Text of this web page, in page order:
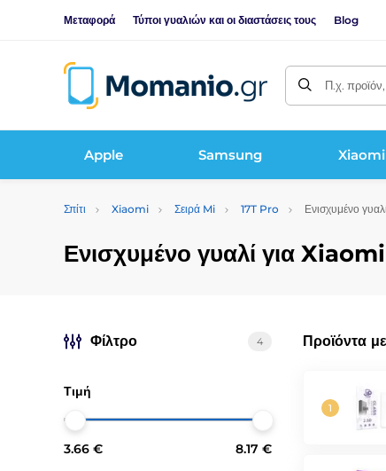
Μεταφορά Τύποι γυαλιών και οι διαστάσεις τους Blog
Π.χ.
Apple Samsung Xiaomi
Σπίτι Xiaomi Σειρά Mi 17T Pro Ενισχυμένο
Ενισχυμένο γυαλί για
Προϊόντα
Φίλτρο 4
Τιμή
3.66 € 8.17 €